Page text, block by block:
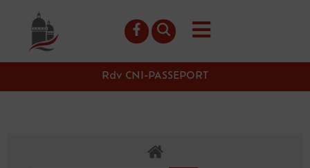
principal
Rdv CNI-PASSEPORT